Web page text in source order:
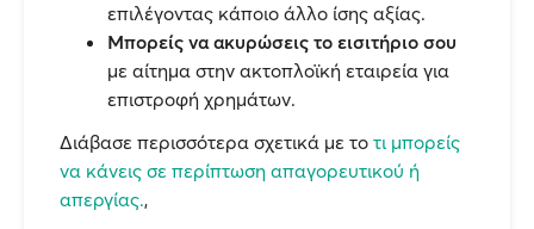
επιλέγοντας κάποιο άλλο ίσης αξίας.
Μπορείς να ακυρώσεις το εισιτήριο σου
με αίτημα στην ακτοπλοϊκή εταιρεία για
επιστροφή χρημάτων.
Διάβασε περισσότερα σχετικά με το τι μπορείς
να κάνεις σε περίπτωση απαγορευτικού ή
απεργίας.,